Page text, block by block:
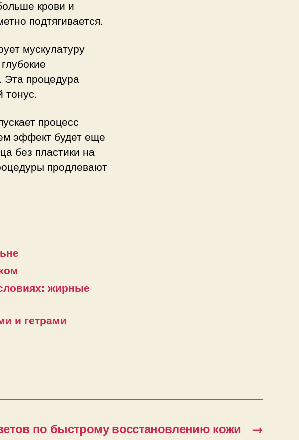
крови и
подтягивается.
мускулатуру
Эта процедура
тонус.
процесс
эффект будет еще
без пластики на
продлевают
жирные
и гетрами
→
по быстрому восстановлению кожи